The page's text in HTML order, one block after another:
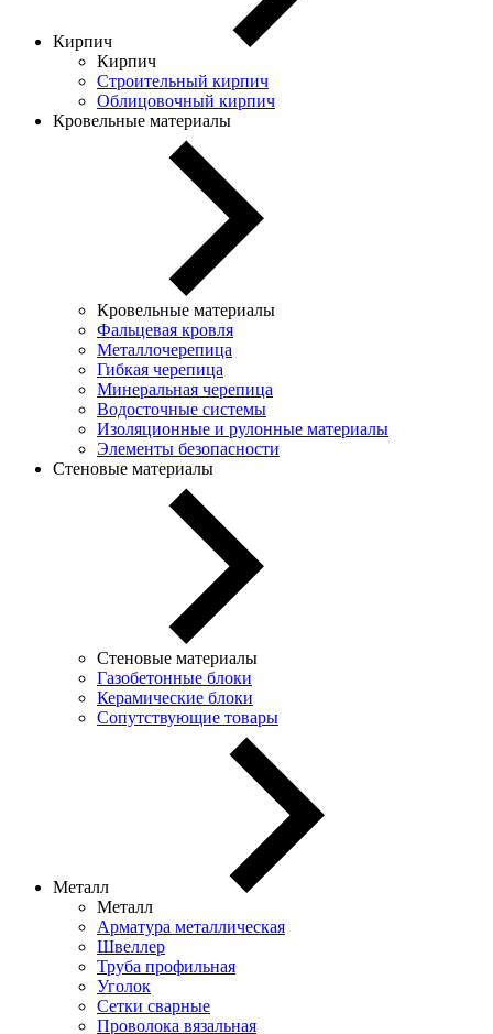
Кирпич
Кирпич
Строительный кирпич
Облицовочный кирпич
Кровельные материалы
Кровельные материалы
Фальцевая кровля
Металлочерепица
Гибкая черепица
Минеральная черепица
Водосточные системы
Изоляционные и рулонные материалы
Элементы безопасности
Стеновые материалы
Стеновые материалы
Газобетонные блоки
Керамические блоки
Сопутствующие товары
Металл
Металл
Арматура металлическая
Швеллер
Труба профильная
Уголок
Сетки сварные
Проволока вязальная